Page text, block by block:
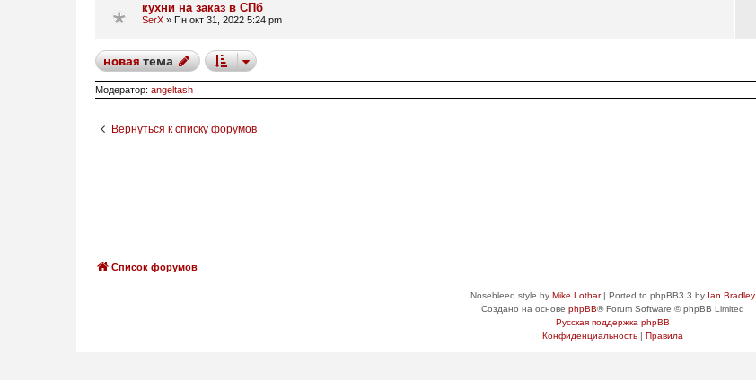
кухни на заказ в СПб
SerX » Пн окт 31, 2022 5:24 pm
новаятема
Модератор: angeltash
Вернуться к списку форумов
Список форумов
Nosebleed style by Mike Lothar| Ported to phpBB3.3 by Ian Bradley
Создано на основе phpBB® Forum Software © phpBB Limited
Русская поддержка phpBB
Конфиденциальность| Правила